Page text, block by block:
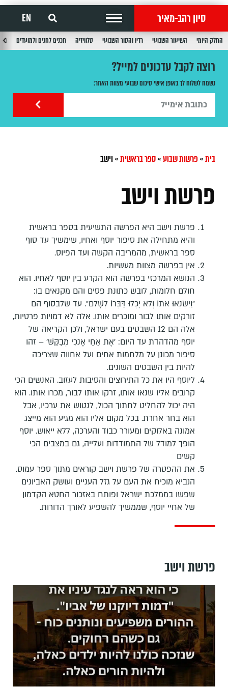
סיון רהב-מאיר EN
החלק היומי השיעור השבועי רדיו והטור השבועי טלוויזיה תכנים לחגים ולמועדים
רוצה לקבל עדכונים למייל?
נשמח לשלוח לך באופן אישי סיכום שבועי מצוות האתר:
בית»פרשות שבוע»ספר בראשית»וישב
פרשת וישב
פרשת וישב היא הפרשה התשיעית בספר בראשית
והיא מתחילה את סיפור יוסף ואחיו, שימשיך עד סוף
ספר בראשית, מהמריבה הקשה ועד הפיוס.
אין בפרשה מצוות מעשיות.
הנושא המרכזי בפרשה הוא הקרע בין יוסף לאחיו. הוא
חולם חלומות, לובש כתונת פסים והם מקנאים בו:
"וַיִּשְׂנְאוּ אֹתוֹ וְלֹא יָכְלוּ דַּבְּרוֹ לְשָׁלֹם". עד שלבסוף הם
זורקים אותו לבור ומוכרים אותו. אלה לא דמויות פרטיות,
אלה הם 12 השבטים בעם ישראל, ולכן הקריאה של
יוסף מהדהדת עד היום: 'אֶת אַחַי אָנֹכִי מְבַקֵּשׁ' – זהו
סיפור מכונן על מלחמות אחים ועל אחווה שצריכה
להיות בין השבטים השונים.
ליוסף היו את כל התירוצים והסיבות לעזוב. האנשים הכי
קרובים אליו שנאו אותו, זרקו אותו לבור, מכרו אותו. הוא
היה יכול להחליט לחתוך הכול, לנטוש את ערכיו, אבל
הוא בחר אחרת. בכל מקום אליו הוא מגיע הוא מייצג
אמונה באלוקים ומעורר כבוד והערכה, ללא ייאוש. יוסף
הופך למודל של התמודדות ועלייה, גם במצבים הכי
קשים
את ההפטרה של פרשת וישב קוראים מתוך ספר עמוס.
הנביא מוכיח את העם על גזל העניים ועושק האביונים
שפשו בממלכת ישראל ופותח באזכור החטא הקדמון
של אחיי יוסף, שממשיך להשפיע לאורך הדורות.
פרשת וישב